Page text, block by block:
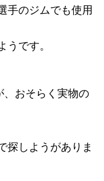
手のジムでも使用
うです。
、おそらく実物の
探しようがありま